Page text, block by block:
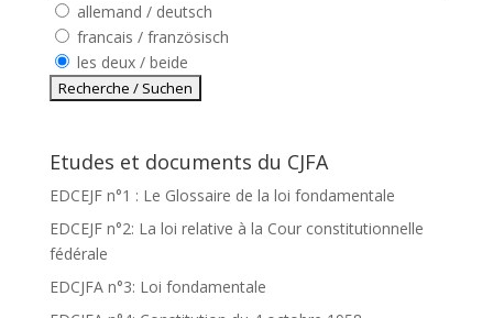
allemand / deutsch
francais / französisch
les deux / beide
Etudes et documents du CJFA
EDCEJF n°1 : Le Glossaire de la loi fondamentale
EDCEJF n°2: La loi relative à la Cour constitutionnelle
fédérale
EDCJFA n°3: Loi fondamentale